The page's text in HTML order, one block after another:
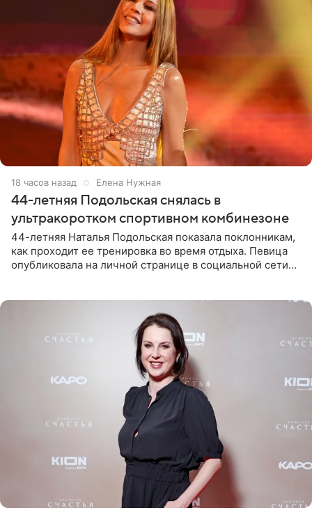
18 часов назад Елена Нужная
44-летняя Подольская снялась в
ультракоротком спортивном комбинезоне
44-летняя Наталья Подольская показала поклонникам,
как проходит ее тренировка во время отдыха. Певица
опубликовала на личной странице в социальной сети